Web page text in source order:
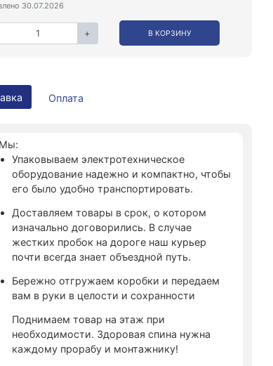
30.07.2026
+ В КОРЗИНУ
Оплата
Мы:
Упаковываем электротехническое
оборудование надежно и компактно, чтобы
его было удобно транспортировать.
Доставляем товары в срок, о котором
изначально договорились. В случае
жестких пробок на дороге наш курьер
почти всегда знает объездной путь.
Бережно отгружаем коробки и передаем
вам в руки в целости и сохранности
Поднимаем товар на этаж при
необходимости. Здоровая спина нужна
каждому прорабу и монтажнику!